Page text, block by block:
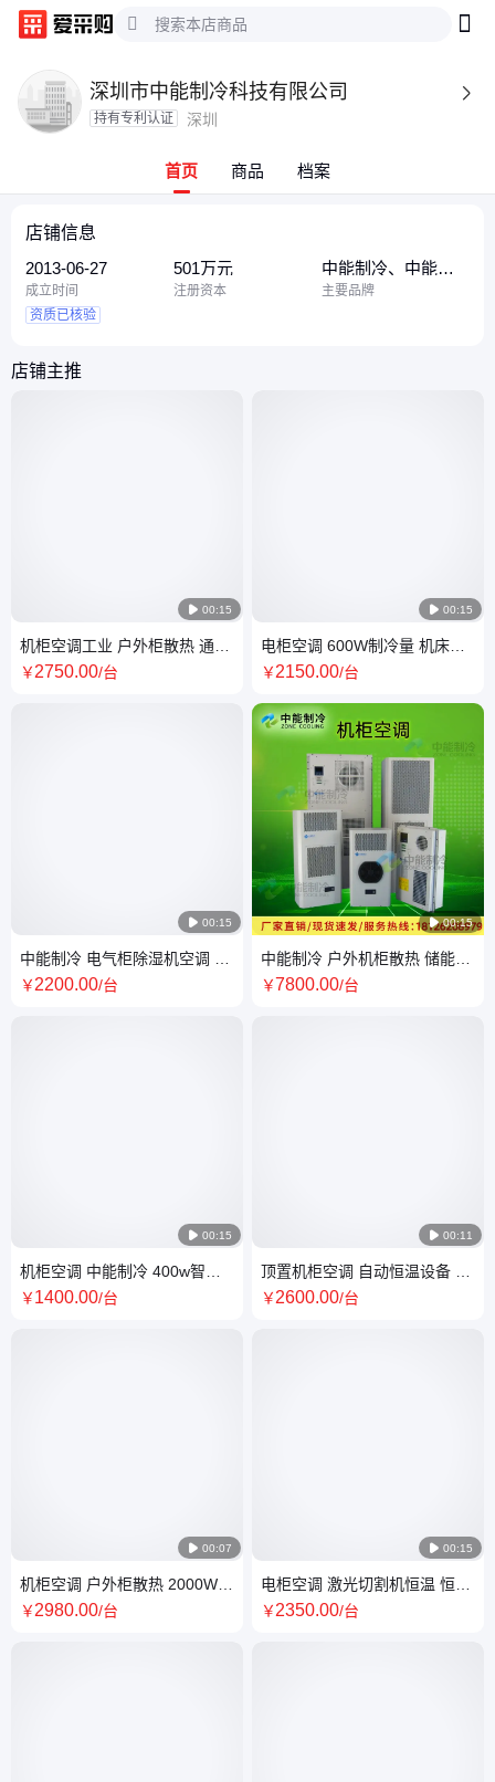
深圳市中能制冷科技有限公司 
持有专利认证 深圳
首页 商品 档案
店铺信息
2013-06-27
成立时间
501万元
注册资本
中能制冷、中能、
中能智能
主要品牌
资质已核验
店铺主推
 00:15
机柜空调工业 户外柜散热 通信
机柜降温 中能制冷 生产厂家
￥2750.00/台
 00:15
中能制冷 电气柜除湿机空调 恒
温除湿空调机 配电柜除湿降温
￥2200.00/台
 00:15
机柜空调 中能制冷 400w智能
恒温恒湿 量多价优
￥1400.00/台
 00:07
机柜空调 户外柜散热 2000W制
冷量 降温 自动恒温降温 源头工
￥2980.00/台
 00:15
电柜空调 600W制冷量 机床降
温制冷设备可定制 采购量多价
￥2150.00/台
 00:15
中能制冷 户外机柜散热 储能电
池柜降温 集装机柜控制器 厂家
￥7800.00/台
 00:11
顶置机柜空调 自动恒温设备 中
能制冷 厂家定制
￥2600.00/台
 00:15
电柜空调 激光切割机恒温 恒温
除湿工业空调柜 电器柜空调机
￥2350.00/台